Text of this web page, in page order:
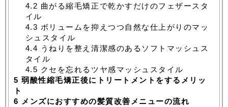
4.2 曲がる縮毛矯正で乾かすだけのフェザースタ
イル
4.3 ボリュームを抑えつつ自然な仕上がりのマッ
シュスタイル
4.4 うねりを整え清潔感のあるソフトマッシュス
タイル
4.5 クセを忘れるツヤ感マッシュスタイル
5 弱酸性縮毛矯正後にトリートメントをするメリッ
ト
6 メンズにおすすめの髪質改善メニューの流れ